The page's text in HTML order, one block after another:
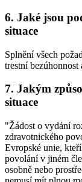
6. Jaké jsou
situace
Splnění všech
trestní
7. Jakým
situace
"Žádost o vydání
zdravotnického
Evropské unie,
povolání v jiném
osobně nebo